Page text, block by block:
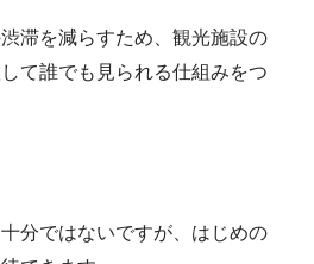
滞を減らすため、観光施設の
て誰でも見られる仕組みをつ
分ではないですが、はじめの